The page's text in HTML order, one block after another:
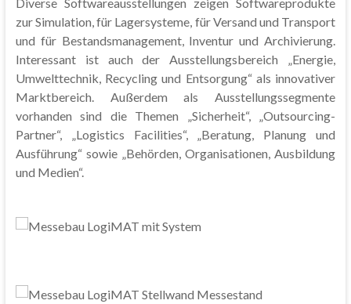
Diverse Softwareausstellungen zeigen Softwareprodukte
zur Simulation, für Lagersysteme, für Versand und Transport
und für Bestandsmanagement, Inventur und Archivierung.
Interessant ist auch der Ausstellungsbereich „Energie,
Umwelttechnik, Recycling und Entsorgung“ als innovativer
Marktbereich. Außerdem als Ausstellungssegmente
vorhanden sind die Themen „Sicherheit“, „Outsourcing-
Partner“, „Logistics Facilities“, „Beratung, Planung und
Ausführung“ sowie „Behörden, Organisationen, Ausbildung
und Medien“.